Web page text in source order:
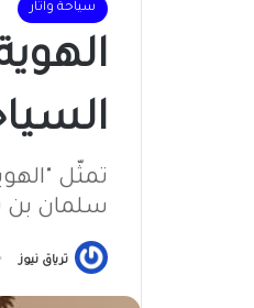
سياحة وآثار
تمثّل
سلمان بن
ترياق نيوز